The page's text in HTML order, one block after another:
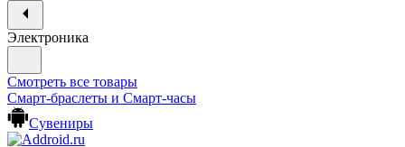
Электроника
Смотреть все товары
Смарт-браслеты и Смарт-часы
Сувениры